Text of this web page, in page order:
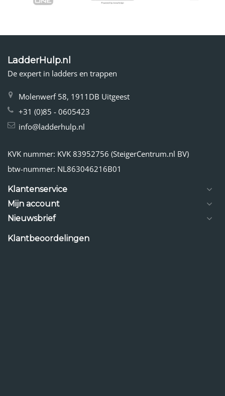
LadderHulp.nl
De expert in ladders en trappen
Molenwerf 58, 1911DB Uitgeest
+31 (0)85 - 0605423
info@ladderhulp.nl
KVK nummer: KVK 83952756 (SteigerCentrum.nl BV)
btw-nummer: NL863046216B01
Klantenservice
Mijn account
Nieuwsbrief
Klantbeoordelingen